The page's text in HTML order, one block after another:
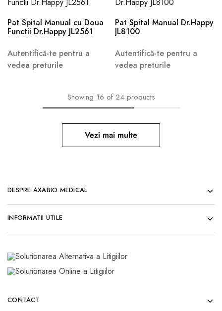
Pat Spital Manual cu Doua
Functii Dr.Happy JL2561
Autentifică-te pentru a
vedea preturile
Pat Spital Manual Dr.Happy
JL8100
Autentifică-te pentru a
vedea preturile
Showing 16 of 24 products
Vezi mai multe
DESPRE AXABIO MEDICAL
INFORMATII UTILE
CONTACT